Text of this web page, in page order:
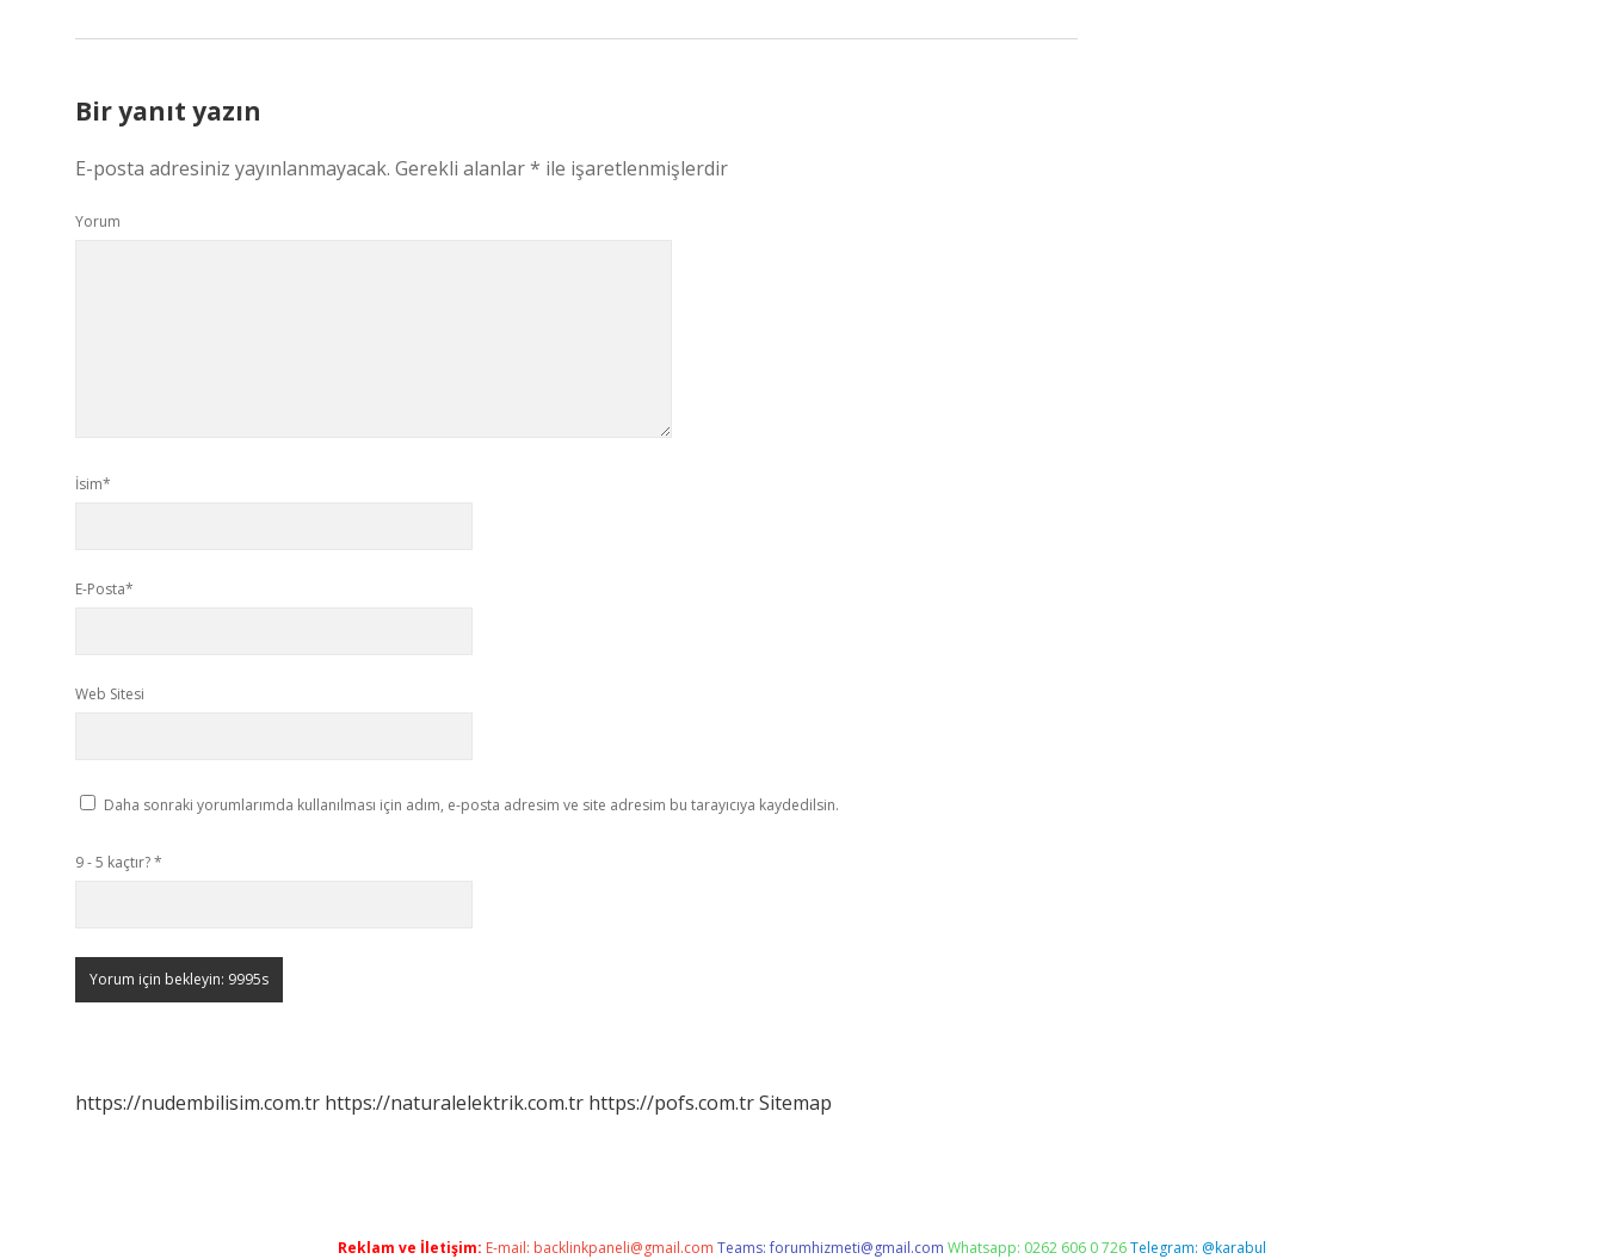
Bir yanıt yazın
E-posta adresiniz yayınlanmayacak. Gerekli alanlar* ile işaretlenmişlerdir
Yorum
İsim*
E-Posta*
Web Sitesi
Daha sonraki yorumlarımda kullanılması için adım, e-posta adresim ve site adresim bu tarayıcıya kaydedilsin.
9 - 5 kaçtır?*
https://nudembilisim.com.tr https://naturalelektrik.com.tr https://pofs.com.trSitemap
Reklam ve İletişim: E-mail: backlinkpaneli@gmail.com Teams:forumhizmeti@gmail.com Whatsapp: 0262 606 0 726Telegram: @karabul